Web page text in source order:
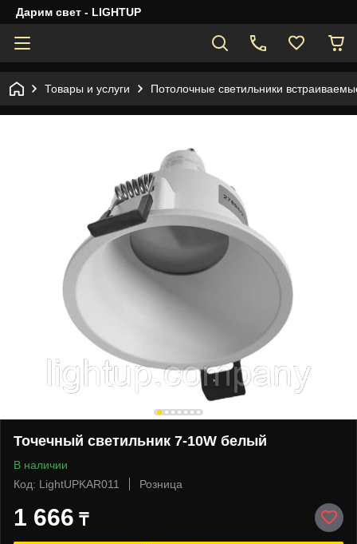
Дарим свет - LIGHTUP
Товары и услуги Потолочные светильники
Точечный светильник 7-10W белый
В наличии
Код: LightUPKAR011
Розница
1 666 ₸